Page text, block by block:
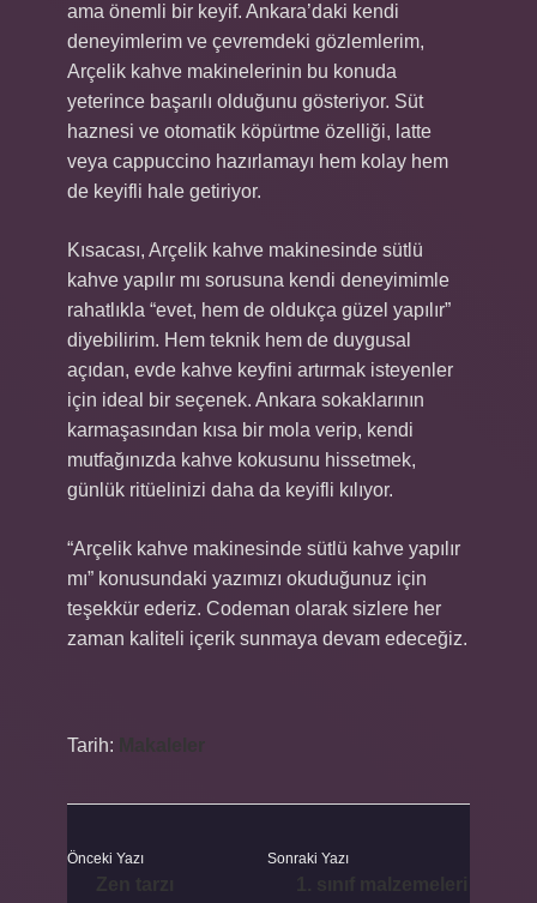
ama önemli bir keyif. Ankara’daki kendi
deneyimlerim ve çevremdeki gözlemlerim,
Arçelik kahve makinelerinin bu konuda
yeterince başarılı olduğunu gösteriyor. Süt
haznesi ve otomatik köpürtme özelliği, latte
veya cappuccino hazırlamayı hem kolay hem
de keyifli hale getiriyor.
Kısacası, Arçelik kahve makinesinde sütlü
kahve yapılır mı sorusuna kendi deneyimimle
rahatlıkla “evet, hem de oldukça güzel yapılır”
diyebilirim. Hem teknik hem de duygusal
açıdan, evde kahve keyfini artırmak isteyenler
için ideal bir seçenek. Ankara sokaklarının
karmaşasından kısa bir mola verip, kendi
mutfağınızda kahve kokusunu hissetmek,
günlük ritüelinizi daha da keyifli kılıyor.
“Arçelik kahve makinesinde sütlü kahve yapılır
mı” konusundaki yazımızı okuduğunuz için
teşekkür ederiz. Codeman olarak sizlere her
zaman kaliteli içerik sunmaya devam edeceğiz.
Tarih:
Önceki Yazı Sonraki Yazı